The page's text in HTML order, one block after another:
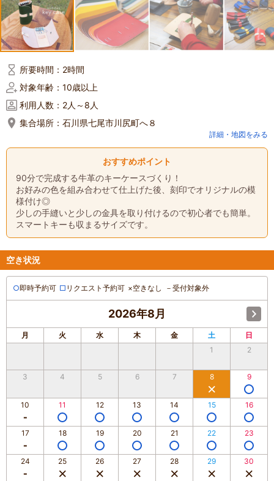
所要時間： 2時間
対象年齢： 10歳以上
利用人数： 2人～8人
集合場所： 石川県七尾市川尻町へ８
詳細・地図をみる
おすすめポイント
90分で完成する牛革のキーケースづくり！
お好みの色を組み合わせて仕上げた後、刻印でオリジナルの模
様付け◎
少しの手縫いと少しの金具を取り付けるので初心者でも簡単。
スマートキーも収まるサイズです。
空き状況
○即時予約可 □ リクエスト予約可 ×空きなし － 受付対象外
2026年8月
月 火 水 木 金 土
日
1
2
3 4 5 6 7 8 9
10 11 12 13 14 15 16
17 18 19 20 21 22 23
24 25 26 27 28 29 30